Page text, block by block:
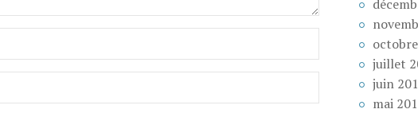
juillet
juin
mai